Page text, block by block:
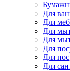
Для
Для
Для
Для
Для
Для
Для